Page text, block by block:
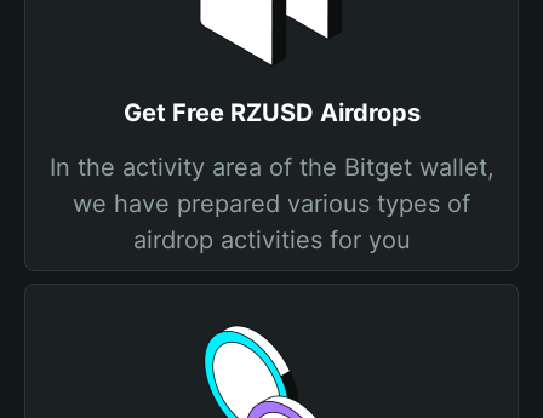
Get Free RZUSD Airdrops
In the activity area of the Bitget wallet,
we have prepared various types of
airdrop activities for you